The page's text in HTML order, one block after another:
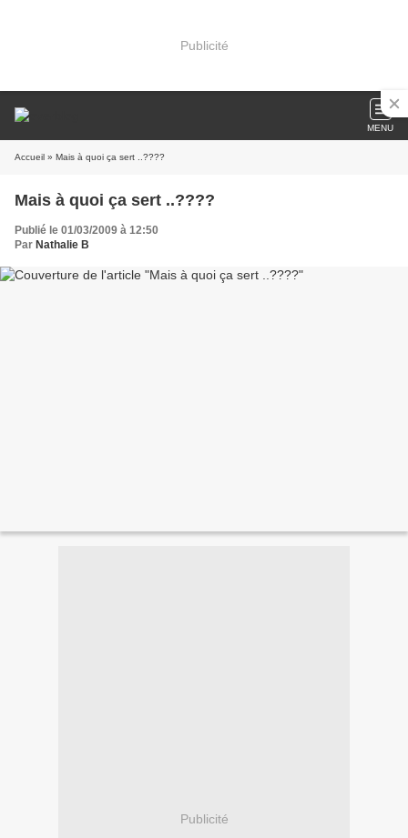
Publicité
MENU
Accueil » Mais à quoi ça sert ..????
Mais à quoi ça sert ..????
Publié le 01/03/2009 à 12:50
Par Nathalie B
Publicité